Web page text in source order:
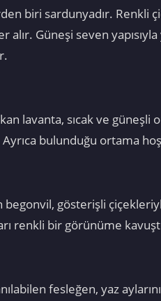
biri sardunyadır. Renkli
Güneşi seven
lavanta, sıcak ve güneşli
Ayrıca bulunduğu ortama
begonvil, gösterişli
renkli bir görünüme
fesleğen, yaz